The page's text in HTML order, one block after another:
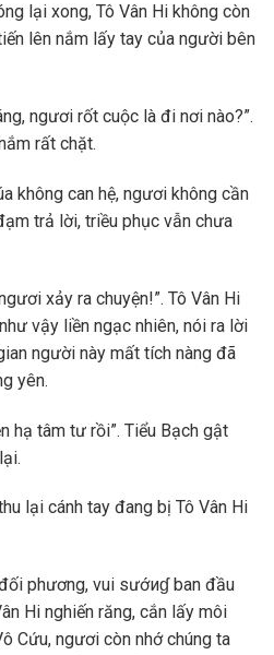
lại xong, Tô Vân Hi không còn
lên nắm lấy tay của người bên
ngươi rốt cuộc là đi nơi nào?”.
rất chặt.
không can hệ, ngươi không cần
trả lời, triều phục vẫn chưa
xảy ra chuyện!”. Tô Vân Hi
vậy liền ngạc nhiên, nói ra lời
người này mất tích nàng đã
yên.
hạ tâm tư rồi”. Tiểu Bạch gật
lại cánh tay đang bị Tô Vân Hi
phương, vui sướиɠ ban đầu
Hi nghiến răng, cắn lấy môi
Cứu, ngươi còn nhớ chúng ta